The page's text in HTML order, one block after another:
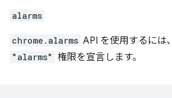
alarms
chrome.alarms API を使用するには、
"alarms" 権限を宣言します。